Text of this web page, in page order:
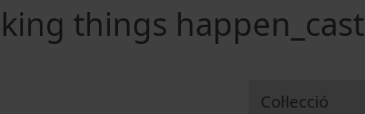
things happen_cast
Col·lecció